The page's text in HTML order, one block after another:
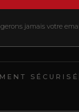
jamais votre
SÉCURISÉ